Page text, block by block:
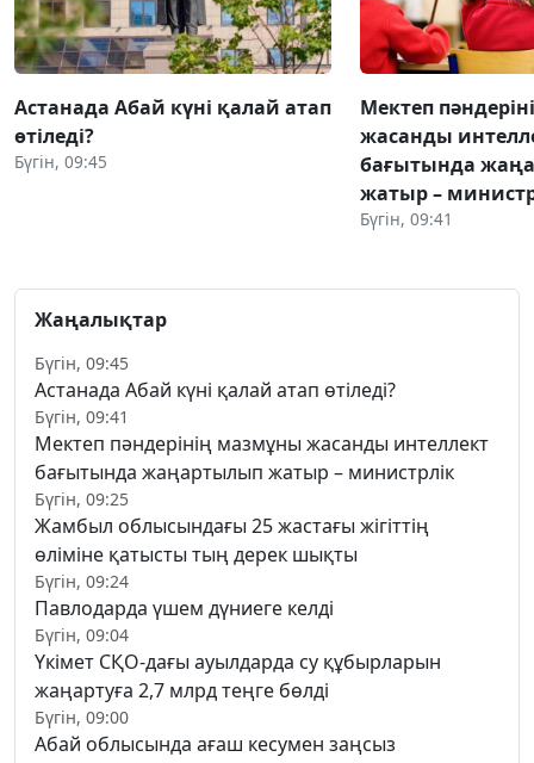
Астанада Абай күні қалай атап
өтіледі?
Бүгін, 09:45
Мектеп
жасанды
бағытында
жатыр –
Бүгін, 09:41
Жаңалықтар
Бүгін, 09:45
Астанада Абай күні қалай атап өтіледі?
Бүгін, 09:41
Мектеп пәндерінің мазмұны жасанды интеллект
бағытында жаңартылып жатыр – министрлік
Бүгін, 09:25
Жамбыл облысындағы 25 жастағы жігіттің
өліміне қатысты тың дерек шықты
Бүгін, 09:24
Павлодарда үшем дүниеге келді
Бүгін, 09:04
Үкімет СҚО-дағы ауылдарда су құбырларын
жаңартуға 2,7 млрд теңге бөлді
Бүгін, 09:00
Абай облысында ағаш кесумен заңсыз